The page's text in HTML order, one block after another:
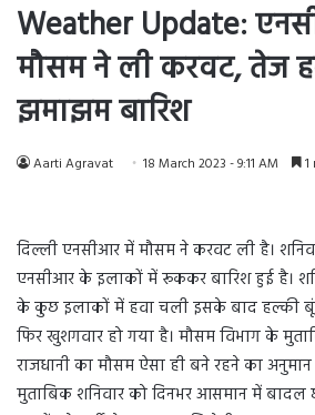
Weather Update:
मौसम ने ली करवट, तेज
झमाझम बारिश
Aarti Agravat 18 March 2023 - 9:11 AM
दिल्ली एनसीआर में मौसम ने करवट ली है।
एनसीआर के इलाकों में रूककर बारिश हुई है।
के कुछ इलाकों में हवा चली इसके बाद हल्की
फिर खुशगवार हो गया है। मौसम विभाग के
राजधानी का मौसम ऐसा ही बने रहने का
मुताबिक शनिवार को दिनभर आसमान में